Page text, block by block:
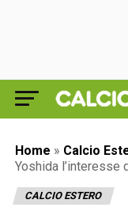
Home » Calcio
Yoshida l’interesse
CALCIO ESTERO